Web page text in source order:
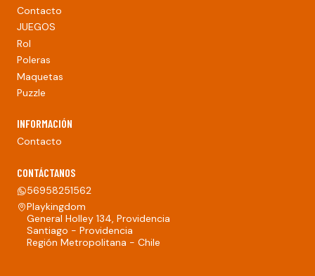
Contacto
JUEGOS
Rol
Poleras
Maquetas
Puzzle
INFORMACIÓN
Contacto
CONTÁCTANOS
56958251562
Playkingdom
General Holley 134, Providencia
Santiago - Providencia
Región Metropolitana - Chile